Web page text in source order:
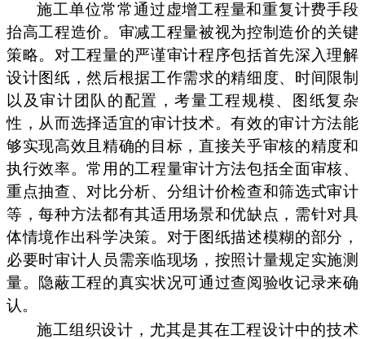
施工单位常常通过虚增工程量和重复计费手段
抬高工程造价。审减工程量被视为控制造价的关键
策略。对工程量的严谨审计程序包括首先深入理解
设计图纸，然后根据工作需求的精细度、时间限制
以及审计团队的配置，考量工程规模、图纸复杂
性，从而选择适宜的审计技术。有效的审计方法能
够实现高效且精确的目标，直接关乎审核的精度和
执行效率。常用的工程量审计方法包括全面审核、
重点抽查、对比分析、分组计价检查和筛选式审计
等，每种方法都有其适用场景和优缺点，需针对具
体情境作出科学决策。对于图纸描述模糊的部分，
必要时审计人员需亲临现场，按照计量规定实施测
量。隐蔽工程的真实状况可通过查阅验收记录来确
认。
施工组织设计，尤其是其在工程设计中的技术